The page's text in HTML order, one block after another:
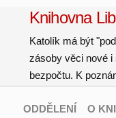
Knihovna
Katolík má být
zásoby věci nové
bezpočtu. K
ODDĚLENÍ O